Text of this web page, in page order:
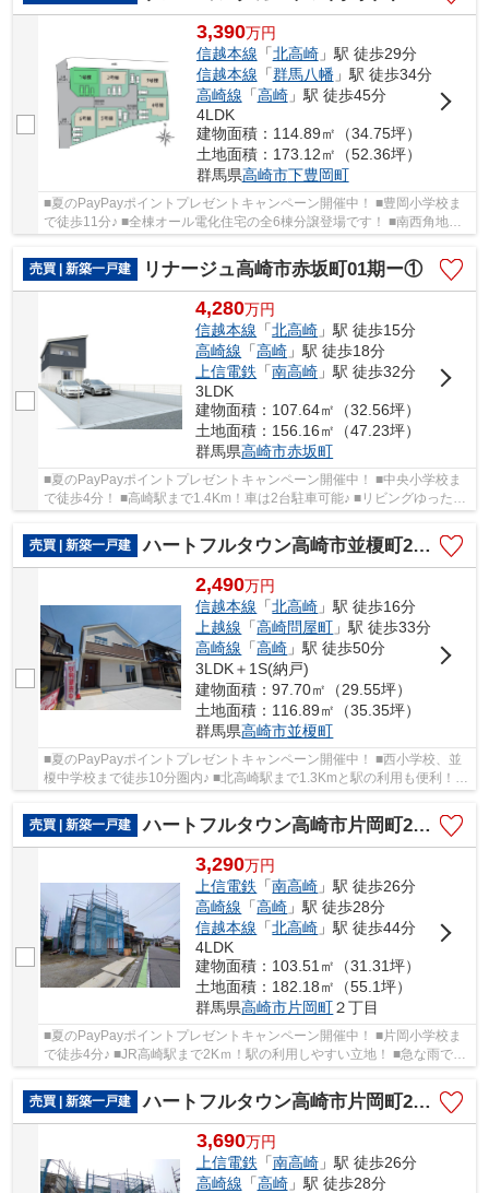
3,390万円
信越本線 「北高崎」駅 徒歩29分
信越本線 「群馬八幡」駅 徒歩34分
高崎線 「高崎」駅 徒歩45分
4LDK
建物面積：114.89㎡（34.75坪）
土地面積：173.12㎡（52.36坪）
群馬県高崎市下豊岡町
■夏のPayPayポイントプレゼントキャンペーン開催中！ ■豊岡小学校ま
で徒歩11分♪ ■全棟オール電化住宅の全6棟分譲登場です！ ■南西角地に
売買 | 新築一戸建
リナージュ高崎市赤坂町01期ー①
4,280万円
信越本線 「北高崎 」駅 徒歩15分
高崎線 「高崎 」駅 徒歩18分
上信電鉄 「南高崎 」駅 徒歩32分
3LDK
建物面積：107.64㎡（32.56坪）
土地面積：156.16㎡（47.23坪）
群馬県高崎市赤坂町
■夏のPayPayポイントプレゼントキャンペーン開催中！ ■中央小学校ま
で徒歩4分！ ■高崎駅まで1.4Km！車は2台駐車可能♪ ■リビングゆったり
売買 | 新築一戸建
ハートフルタウン高崎市並榎町28ー①
2,490万円
信越本線 「北高崎 」駅 徒歩16分
上越線 「高崎問屋町 」駅 徒歩33分
高崎線 「高崎 」駅 徒歩50分
3LDK＋1S(納戸)
建物面積：97.70㎡（29.55坪）
土地面積：116.89㎡（35.35坪）
群馬県高崎市並榎町
■夏のPayPayポイントプレゼントキャンペーン開催中！ ■西小学校、並
榎中学校まで徒歩10分圏内♪ ■北高崎駅まで1.3Kmと駅の利用も便利！ ■
売買 | 新築一戸建
ハートフルタウン高崎市片岡町2丁目31ーC
3,290万円
上信電鉄 「南高崎 」駅 徒歩26分
高崎線 「高崎 」駅 徒歩28分
信越本線 「北高崎 」駅 徒歩44分
4LDK
建物面積：103.51㎡（31.31坪）
土地面積：182.18㎡（55.1坪）
群馬県高崎市片岡町２丁目
■夏のPayPayポイントプレゼントキャンペーン開催中！ ■片岡小学校ま
で徒歩4分♪ ■JR高崎駅まで2Kｍ！駅の利用しやすい立地！ ■急な雨でも
安心のインナーバルコニー♪ ○片岡小学校まで35...
売買 | 新築一戸建
ハートフルタウン高崎市片岡町2丁目31ーB
3,690万円
上信電鉄 「南高崎」駅 徒歩26分
高崎線 「高崎」駅 徒歩28分